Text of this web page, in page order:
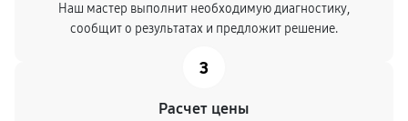
Наш мастер выполнит необходимую диагностику,
сообщит о результатах и предложит решение.
3
Расчет цены